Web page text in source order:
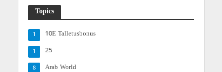
Topics
10E Talletusbonus
1
25
1
Arab World
8